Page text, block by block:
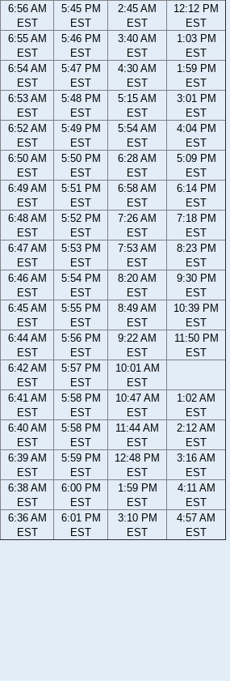
6:56 AM
EST
5:45 PM
EST
2:45 AM
EST
12:12 PM
EST
6:55 AM
EST
5:46 PM
EST
3:40 AM
EST
1:03 PM
EST
6:54 AM
EST
5:47 PM
EST
4:30 AM
EST
1:59 PM
EST
6:53 AM
EST
5:48 PM
EST
5:15 AM
EST
3:01 PM
EST
6:52 AM
EST
5:49 PM
EST
5:54 AM
EST
4:04 PM
EST
6:50 AM
EST
5:50 PM
EST
6:28 AM
EST
5:09 PM
EST
6:49 AM
EST
5:51 PM
EST
6:58 AM
EST
6:14 PM
EST
6:48 AM
EST
5:52 PM
EST
7:26 AM
EST
7:18 PM
EST
6:47 AM
EST
5:53 PM
EST
7:53 AM
EST
8:23 PM
EST
6:46 AM
EST
5:54 PM
EST
8:20 AM
EST
9:30 PM
EST
6:45 AM
EST
5:55 PM
EST
8:49 AM
EST
10:39 PM
EST
6:44 AM
EST
5:56 PM
EST
9:22 AM
EST
11:50 PM
EST
6:42 AM
EST
5:57 PM
EST
10:01 AM
EST
6:41 AM
EST
5:58 PM
EST
10:47 AM
EST
1:02 AM
EST
6:40 AM
EST
5:58 PM
EST
11:44 AM
EST
2:12 AM
EST
6:39 AM
EST
5:59 PM
EST
12:48 PM
EST
3:16 AM
EST
6:38 AM
EST
6:00 PM
EST
1:59 PM
EST
4:11 AM
EST
6:36 AM
EST
6:01 PM
EST
3:10 PM
EST
4:57 AM
EST